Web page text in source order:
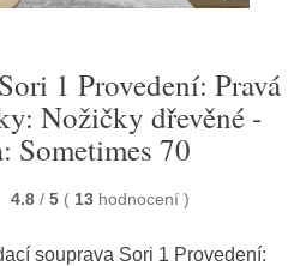
1 Provedení: Pravá
Nožičky dřevěné -
Sometimes 70
4.8 / 5 ( 13 hodnocení )
souprava Sori 1 Provedení: